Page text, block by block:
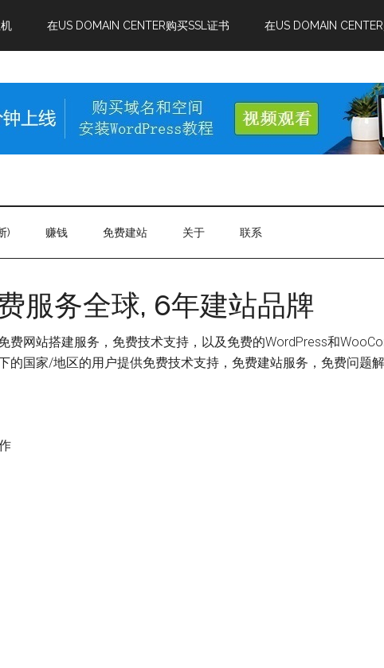
在US DOMAIN CENTER购买SSL证书 在US DOMAIN
) 赚钱 免费建站 关于 联系
服务全球, 6年建站品牌
费网站搭建服务，免费技术支持，以及免费的WordPress和
国家/地区的用户提供免费技术支持，免费建站服务，免费问题